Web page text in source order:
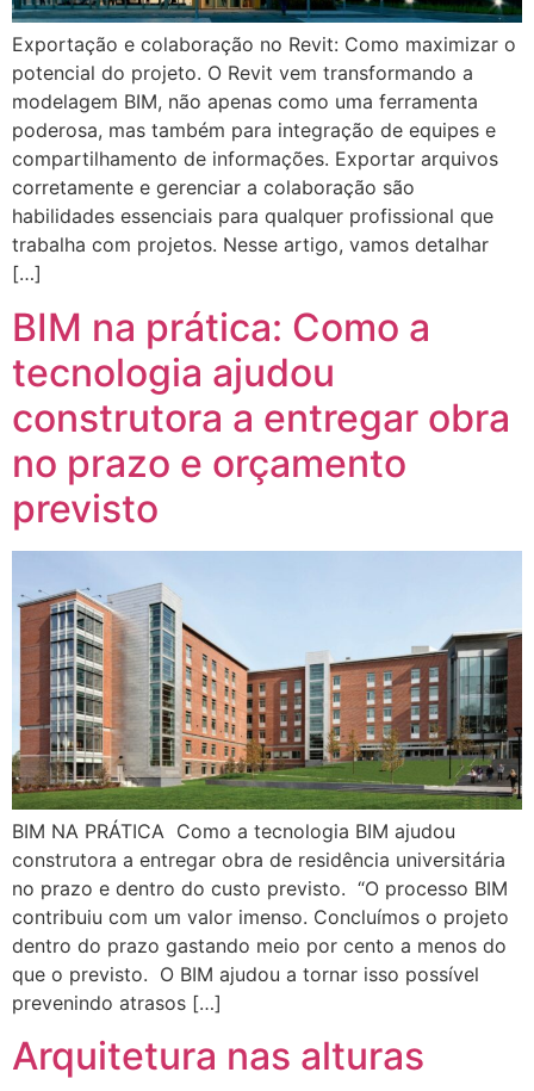
Exportação e colaboração no Revit: Como maximizar o
potencial do projeto. O Revit vem transformando a
modelagem BIM, não apenas como uma ferramenta
poderosa, mas também para integração de equipes e
compartilhamento de informações. Exportar arquivos
corretamente e gerenciar a colaboração são
habilidades essenciais para qualquer profissional que
trabalha com projetos. Nesse artigo, vamos detalhar
[…]
BIM na prática: Como a
tecnologia ajudou
construtora a entregar obra
no prazo e orçamento
previsto
BIM NA PRÁTICA Como a tecnologia BIM ajudou
construtora a entregar obra de residência universitária
no prazo e dentro do custo previsto. “O processo BIM
contribuiu com um valor imenso. Concluímos o projeto
dentro do prazo gastando meio por cento a menos do
que o previsto. O BIM ajudou a tornar isso possível
prevenindo atrasos […]
Arquitetura nas alturas